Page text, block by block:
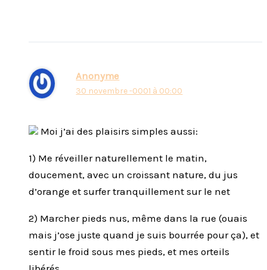
Anonyme
30 novembre -0001 à 00:00
Moi j’ai des plaisirs simples aussi:
1) Me réveiller naturellement le matin,
doucement, avec un croissant nature, du jus
d’orange et surfer tranquillement sur le net
2) Marcher pieds nus, même dans la rue (ouais
mais j’ose juste quand je suis bourrée pour ça), et
sentir le froid sous mes pieds, et mes orteils